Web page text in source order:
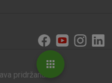
pridržana.